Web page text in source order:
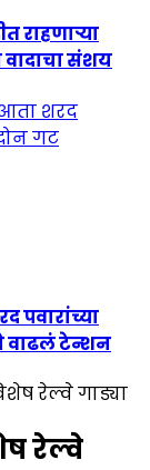
राहणाऱ्या
वादाचा संशय
पवारांच्या
वाढलं टेन्शन
रेल्वे गाड्या
रेल्वे